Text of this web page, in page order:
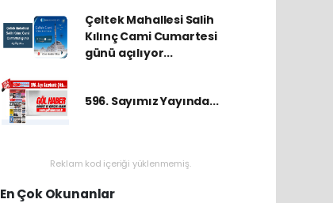
Çeltek Mahallesi Salih
Kılınç Cami Cumartesi
günü açılıyor...
596. Sayımız Yayında...
Reklam kod içeriği yüklenmemiş.
En Çok Okunanlar